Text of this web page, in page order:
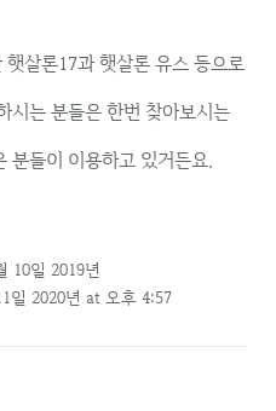
살론17과 햇살론 유스 등으로
시는 분들은 한번 찾아보시는
분들이 이용하고 있거든요.
10일 2019년
일 2020년 at 오후 4:57